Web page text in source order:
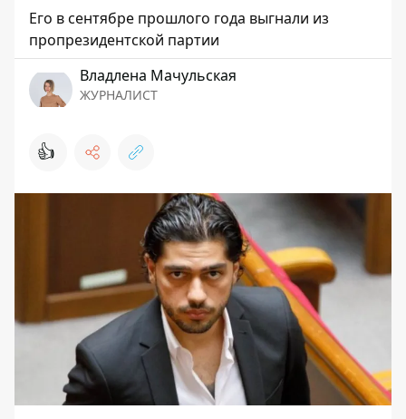
Его в сентябре прошлого года выгнали из
пропрезидентской партии
Владлена Мачульская
ЖУРНАЛИСТ
👍